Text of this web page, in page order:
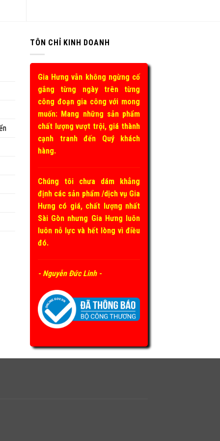
TÔN CHỈ KINH DOANH
Gia Hưng vẫn không ngừng cố
gắng từng ngày trên từng
công đoạn gia công với mong
muốn: Mang những sản phẩm
chất lượng vượt trội, giá thành
cạnh tranh đến Quý khách
hàng.
Chúng tôi chưa dám khẳng
định các sản phẩm /dịch vụ Gia
Hưng có giá, chất lượng nhất
Sài Gòn nhưng Gia Hưng luôn
luôn nỗ lực và hết lòng vì điều
đó.
- Nguyễn Đức Linh -